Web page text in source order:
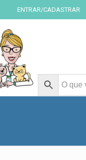
ENTRAR/CADASTRAR